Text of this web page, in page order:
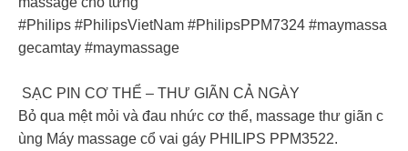
#Philips #PhilipsVietNam #PhilipsPPM7324 #maymassa
gecamtay #maymassage
SẠC PIN CƠ THỂ – THƯ GIÃN CẢ NGÀY
Bỏ qua mệt mỏi và đau nhức cơ thể, massage thư giãn c
ùng Máy massage cổ vai gáy PHILIPS PPM3522.